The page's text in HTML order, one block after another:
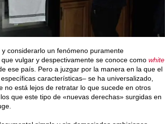
considerarlo un fenómeno puramente
vulgar y despectivamente se conoce como white
ese país. Pero a juzgar por la manera en la que el
características– se ha universalizado,
no está lejos de retratar lo que sucede en otros
que este tipo de «nuevas derechas» surgidas en